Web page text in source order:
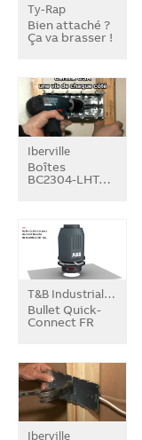
Ty-Rap
Bien attaché ?
Ça va brasser !
Iberville
Boîtes
BC2304-LHT…
T&B Industrial Fitting
Bullet Quick-
Connect FR
Iberville